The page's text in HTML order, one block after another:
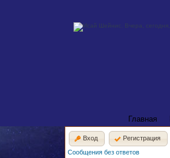
Главная
Вход
Регистрация
Сообщения без ответов